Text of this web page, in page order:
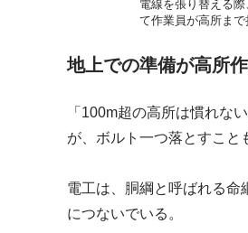
電線を張り替える
て作業員が高所まで
地上での準備が高所
「100m超の高所は慣れな
が、ボルト一つ落とすこと
電工は、胴綱と呼ばれる命
につないでいる。